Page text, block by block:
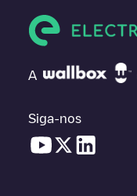
A
Siga-nos